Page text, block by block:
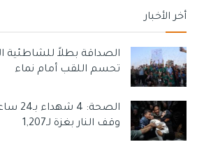
أخر الأخبار
الصداقة بطلاً للشاطئية
تحسم اللقب أمام نماء
وقف النار بغزة لـ1,207